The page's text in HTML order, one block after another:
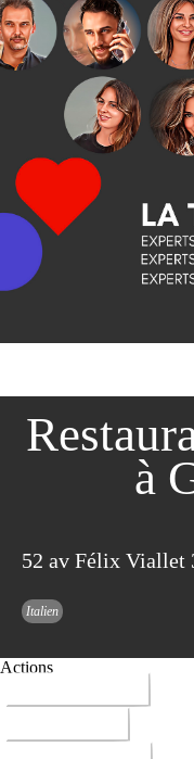
à
52 av Félix Viallet
Italien
Actions